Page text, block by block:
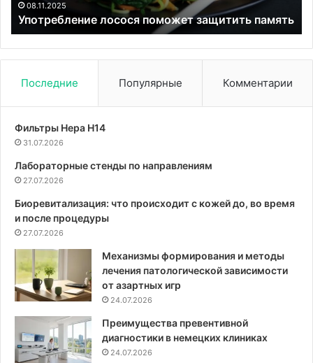
08.11.2025
Употребление лосося поможет защитить память
Последние Популярные Комментарии
Фильтры Hepa Н14
31.07.2026
Лабораторные стенды по направлениям
27.07.2026
Биоревитализация: что происходит с кожей до, во время
и после процедуры
27.07.2026
Механизмы формирования и методы
лечения патологической зависимости
от азартных игр
24.07.2026
Преимущества превентивной
диагностики в немецких клиниках
24.07.2026